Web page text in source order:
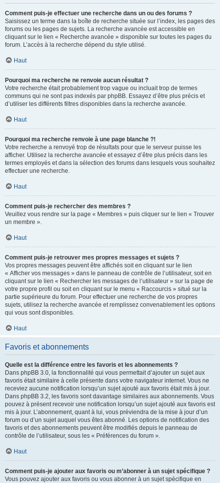
Comment puis-je effectuer une recherche dans un ou des forums ?
Saisissez un terme dans la boîte de recherche située sur l’index, les pages des
forums ou les pages de sujets. La recherche avancée est accessible en
cliquant sur le lien « Recherche avancée » disponible sur toutes les pages du
forum. L’accès à la recherche dépend du style utilisé.
Haut
Pourquoi ma recherche ne renvoie aucun résultat ?
Votre recherche était probablement trop vague ou incluait trop de termes
communs qui ne sont pas indexés par phpBB. Essayez d’être plus précis et
d’utiliser les différents filtres disponibles dans la recherche avancée.
Haut
Pourquoi ma recherche renvoie à une page blanche ?!
Votre recherche a renvoyé trop de résultats pour que le serveur puisse les
afficher. Utilisez la recherche avancée et essayez d’être plus précis dans les
termes employés et dans la sélection des forums dans lesquels vous souhaitez
effectuer une recherche.
Haut
Comment puis-je rechercher des membres ?
Veuillez vous rendre sur la page « Membres » puis cliquer sur le lien « Trouver
un membre ».
Haut
Comment puis-je retrouver mes propres messages et sujets ?
Vos propres messages peuvent être affichés soit en cliquant sur le lien
« Afficher vos messages » dans le panneau de contrôle de l’utilisateur, soit en
cliquant sur le lien « Rechercher les messages de l’utilisateur » sur la page de
votre propre profil ou soit en cliquant sur le menu « Raccourcis » situé sur la
partie supérieure du forum. Pour effectuer une recherche de vos propres
sujets, utilisez la recherche avancée et remplissez convenablement les options
qui vous sont disponibles.
Haut
Favoris et abonnements
Quelle est la différence entre les favoris et les abonnements ?
Dans phpBB 3.0, la fonctionnalité qui vous permettait d’ajouter un sujet aux
favoris était similaire à celle présente dans votre navigateur internet. Vous ne
receviez aucune notification lorsqu’un sujet ajouté aux favoris était mis à jour.
Dans phpBB 3.2, les favoris sont davantage similaires aux abonnements. Vous
pouvez à présent recevoir une notification lorsqu’un sujet ajouté aux favoris est
mis à jour. L’abonnement, quant à lui, vous préviendra de la mise à jour d’un
forum ou d’un sujet auquel vous êtes abonné. Les options de notification des
favoris et des abonnements peuvent être modifiés depuis le panneau de
contrôle de l’utilisateur, sous les « Préférences du forum ».
Haut
Comment puis-je ajouter aux favoris ou m’abonner à un sujet spécifique ?
Vous pouvez ajouter aux favoris ou vous abonner à un sujet spécifique en